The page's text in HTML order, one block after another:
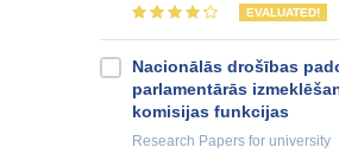
EVALUATED!
Nacionālās drošības
parlamentārās
komisijas funkcijas
Research Papers for university